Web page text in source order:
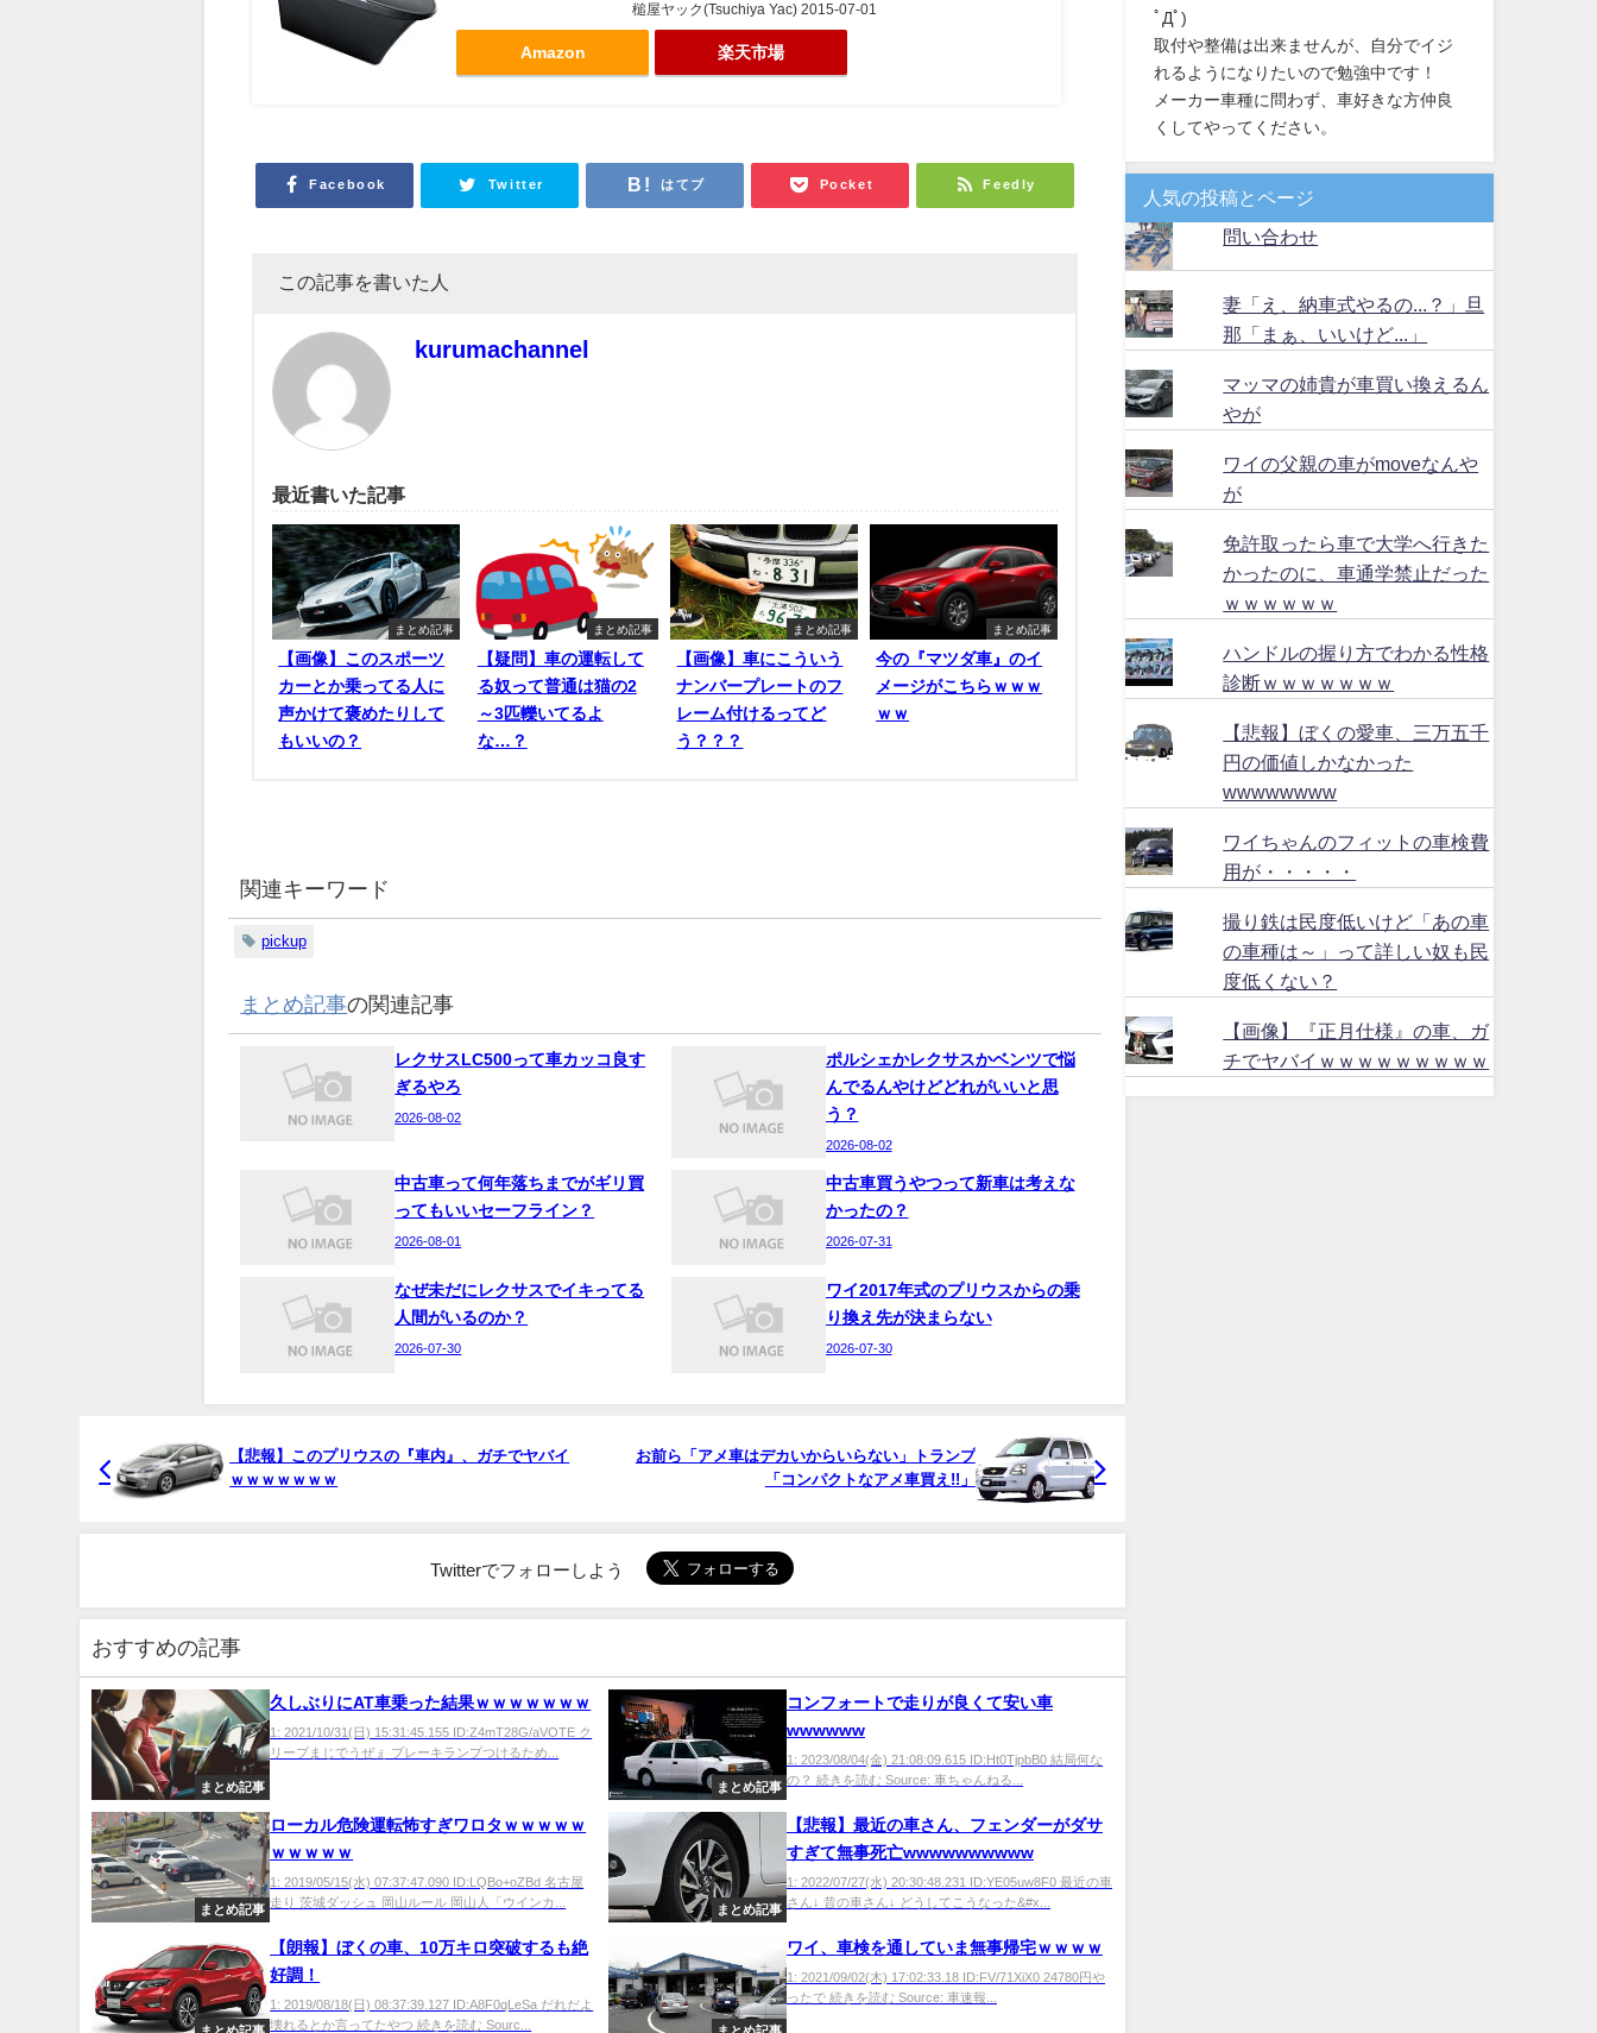
槌屋ヤック(Tsuchiya Yac) 2015-07-01
Amazon 楽天市場
Facebook Twitter はてブ Pocket Feedly
この記事を書いた人
kurumachannel
最近書いた記事
まとめ記事
【画像】このスポーツ
カーとか乗ってる人に
声かけて褒めたりして
もいいの？
まとめ記事
【疑問】車の運転して
る奴って普通は猫の2
～3匹轢いてるよ
な…？
まとめ記事
【画像】車にこういう
ナンバープレートのフ
レーム付けるってど
う？？？
まとめ記事
今の『マツダ車』のイ
メージがこちらｗｗｗ
ｗｗ
関連キーワード
pickup
まとめ記事の関連記事
レクサスLC500って車カッコ良す
ぎるやろ
2026-08-02
ポルシェかレクサスかベンツで悩
んでるんやけどどれがいいと思
う？
2026-08-02
中古車って何年落ちまでがギリ買
ってもいいセーフライン？
2026-08-01
中古車買うやつって新車は考えな
かったの？
2026-07-31
なぜ未だにレクサスでイキってる
人間がいるのか？
2026-07-30
ワイ2017年式のプリウスからの乗
り換え先が決まらない
2026-07-30
【悲報】このプリウスの『車内』、ガチでヤバイ
ｗｗｗｗｗｗｗ
お前ら「アメ車はデカいからいらない」トランプ
「コンパクトなアメ車買え!!」
Twitterでフォローしよう
おすすめの記事
まとめ記事
久しぶりにAT車乗った結果ｗｗｗｗｗｗｗ
1: 2021/10/31(日) 15:31:45.155 ID:Z4mT28G/aVOTE ク
リープまじでうぜぇ ブレーキランプつけるため...
まとめ記事
コンフォートで走りが良くて安い車
wwwwww
1: 2023/08/04(金) 21:08:09.615 ID:Ht0TjpbB0 結局何な
の？ 続きを読む Source: 車ちゃんねる...
まとめ記事
ローカル危険運転怖すぎワロタｗｗｗｗｗ
ｗｗｗｗｗ
1: 2019/05/15(水) 07:37:47.090 ID:LQBo+oZBd 名古屋
走り 茨城ダッシュ 岡山ルール 岡山人「ウインカ...
まとめ記事
【悲報】最近の車さん、フェンダーがダサ
すぎて無事死亡wwwwwwwwww
1: 2022/07/27(水) 20:30:48.231 ID:YE05uw8F0 最近の車
さん↓ 昔の車さん↓ どうしてこうなった&#x...
【朗報】ぼくの車、10万キロ突破するも絶
好調！
1: 2019/08/18(日) 08:37:39.127 ID:A8F0qLeSa だれだよ
壊れるとか言ってたやつ 続きを読む Sourc...
ワイ、車検を通していま無事帰宅ｗｗｗｗ
1: 2021/09/02(木) 17:02:33.18 ID:FV/71XiX0 24780円や
ったで 続きを読む Source: 車速報...
ﾟДﾟ)
取付や整備は出来ませんが、自分でイジ
れるようになりたいので勉強中です！
メーカー車種に問わず、車好きな方仲良
くしてやってください。
人気の投稿とページ
問い合わせ
妻「え、納車式やるの...？」旦
那「まぁ、いいけど...」
マッマの姉貴が車買い換えるん
やが
ワイの父親の車がmoveなんや
が
免許取ったら車で大学へ行きた
かったのに、車通学禁止だった
ｗｗｗｗｗｗ
ハンドルの握り方でわかる性格
診断ｗｗｗｗｗｗｗ
【悲報】ぼくの愛車、三万五千
円の価値しかなかった
wwwwwwww
ワイちゃんのフィットの車検費
用が・・・・・
撮り鉄は民度低いけど「あの車
の車種は～」って詳しい奴も民
度低くない？
【画像】『正月仕様』の車、ガ
チでヤバイｗｗｗｗｗｗｗｗｗ